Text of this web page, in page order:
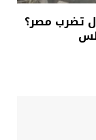
تضرب مصر؟